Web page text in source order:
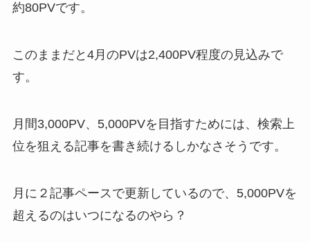
約80PVです。
このままだと4月のPVは2,400PV程度の見込みで
す。
月間3,000PV、5,000PVを目指すためには、検索上
位を狙える記事を書き続けるしかなさそうです。
月に２記事ペースで更新しているので、5,000PVを
超えるのはいつになるのやら？